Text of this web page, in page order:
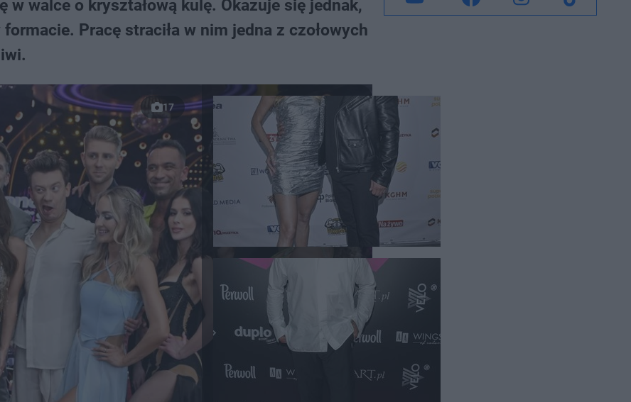
walce o kryształową kulę. Okazuje się jednak,
Pracę straciła w nim jedna z czołowych
17